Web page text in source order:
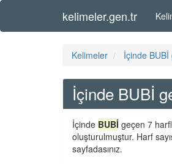
kelimeler.gen.tr
Kelimeler İçinde
İçinde BUBİ
İçinde BUBİ geçen 7
oluşturulmuştur. Harf
sayfadasınız.